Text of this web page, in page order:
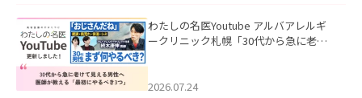
わたしの名医Youtube アルバアレルギ
ークリニック札幌「30代から急に老け
た。
2026.07.24